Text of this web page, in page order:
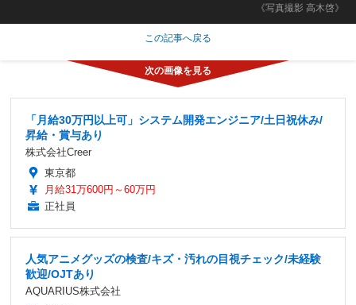
《写真撮影 高木啓》
この記事へ戻る
「月給30万円以上可」システム開発エンジニア/土日祝休み/
昇給・賞与あり
株式会社Creer
東京都
月給31万600円～60万円
正社員
人気アニメグッズの検査/キズ・汚れの目視チェック/未経験
歓迎/OJTあり
AQUARIUS株式会社